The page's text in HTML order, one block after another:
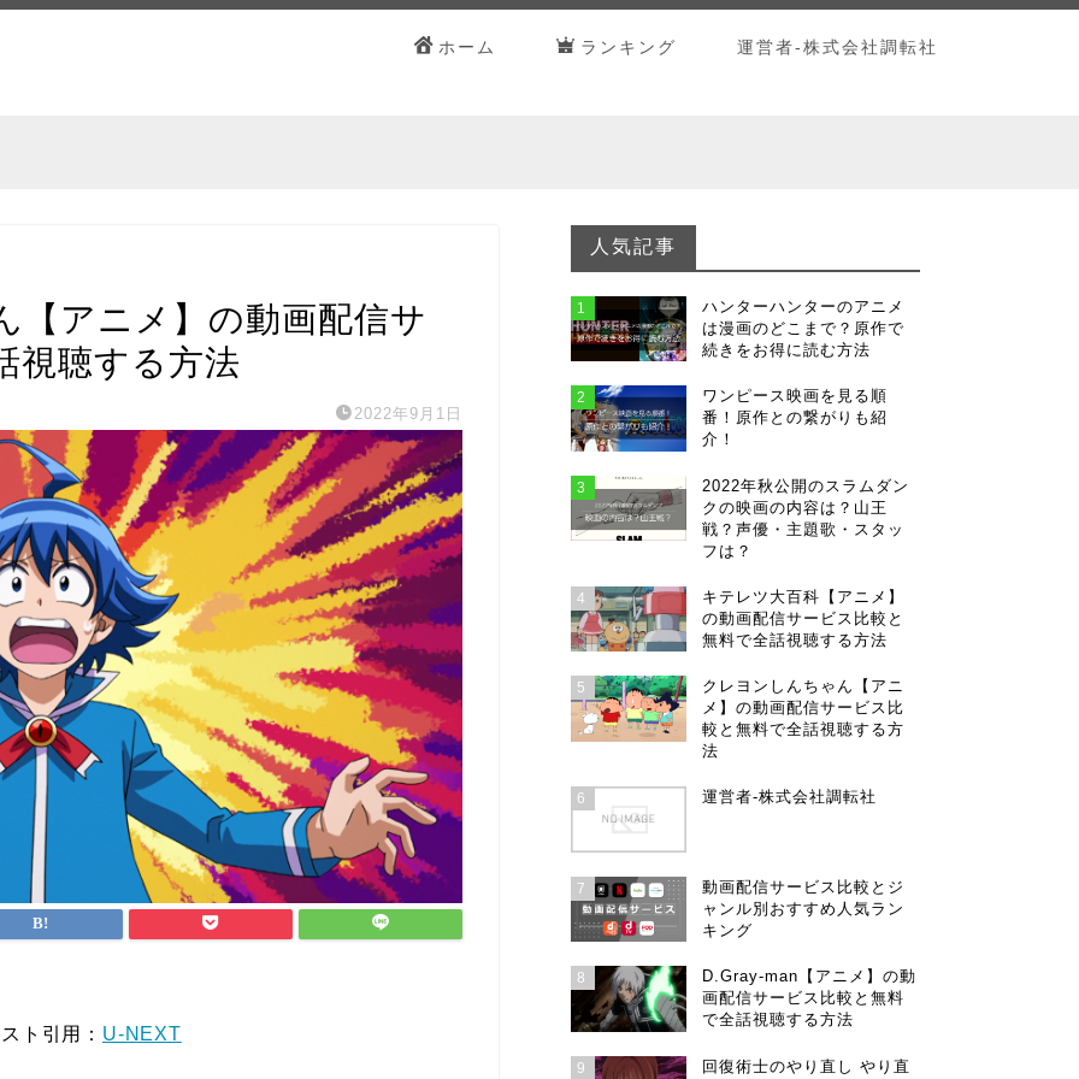
ホーム ランキング 運営者-株式会社調転社
【アニメ】の動画配信サ
視聴する方法
2022年9月1日
ト引用： U-NEXT
人気記事
1
ハンターハンターのアニメ
は漫画のどこまで？原作で
続きをお得に読む方法
2
ワンピース映画を見る順
番！原作との繋がりも紹
介！
3
2022年秋公開のスラムダン
クの映画の内容は？山王
戦？声優・主題歌・スタッ
フは？
4
キテレツ大百科【アニメ】
の動画配信サービス比較と
無料で全話視聴する方法
5
クレヨンしんちゃん【アニ
メ】の動画配信サービス比
較と無料で全話視聴する方
法
6 運営者-株式会社調転社
7
動画配信サービス比較とジ
ャンル別おすすめ人気ラン
キング
8
D.Gray-man【アニメ】の動
画配信サービス比較と無料
で全話視聴する方法
9
回復術士のやり直し やり直